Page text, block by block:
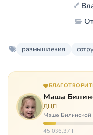
размышления
Маша
ДЦП
Маше Билинской
церебральный
всё-таки есть
45 036,37 ₽